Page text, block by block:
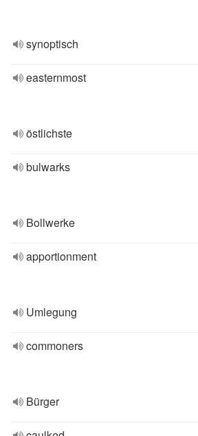
synoptisch
easternmost
östlichste
bulwarks
Bollwerke
apportionment
Umlegung
commoners
Bürger